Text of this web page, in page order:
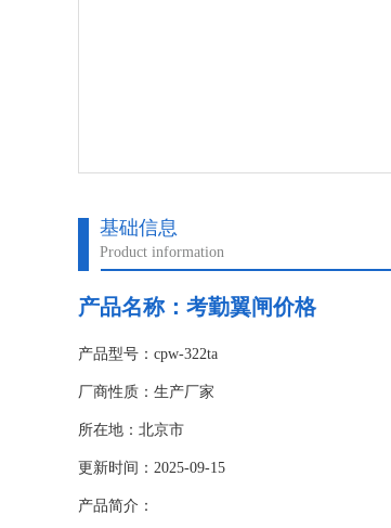
基础信息
Product information
产品名称： 考勤翼闸价格
产品型号：cpw-322ta
厂商性质：生产厂家
所在地：北京市
更新时间：2025-09-15
产品简介：